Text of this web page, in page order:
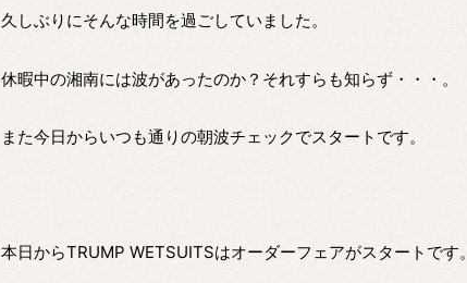
久しぶりにそんな時間を過ごしていました。
休暇中の湘南には波があったのか？それすらも知らず・・・。
また今日からいつも通りの朝波チェックでスタートです。
本日からTRUMP WETSUITSはオーダーフェアがスタートです。